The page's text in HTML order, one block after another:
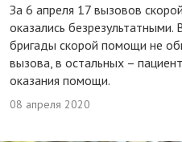
За 6 апреля 17 вызовов
оказались безрезультатными.
бригады скорой помощи не
вызова, в остальных –
оказания помощи.
08 апреля 2020